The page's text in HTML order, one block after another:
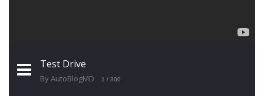
Test Drive
By AutoBlogMD 1 / 300